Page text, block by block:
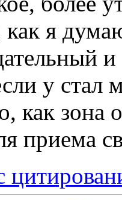
как я
у стал
как зона
приема